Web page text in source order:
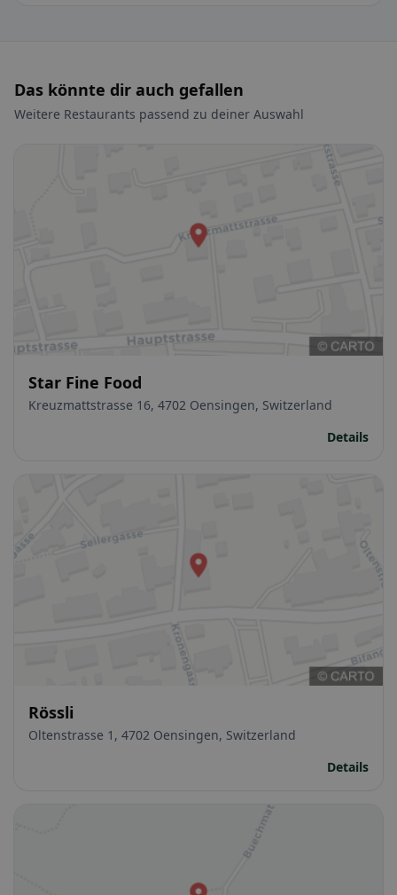
Das könnte dir auch gefallen
Weitere Restaurants passend zu deiner Auswahl
Star Fine Food
Kreuzmattstrasse 16, 4702 Oensingen, Switzerland
Details
Rössli
Oltenstrasse 1, 4702 Oensingen, Switzerland
Details